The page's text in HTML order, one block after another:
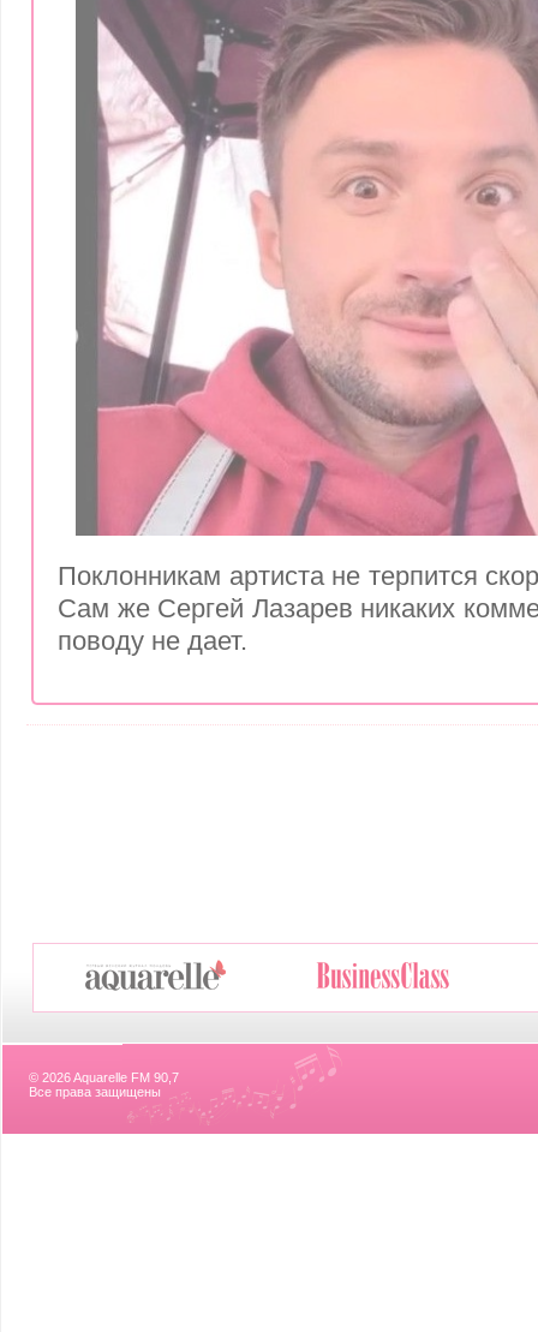
Поклонникам артиста не терпится
Сам же Сергей Лазарев никаких
поводу не дает.
© 2026 Aquarelle FM 90,7
Все права защищены